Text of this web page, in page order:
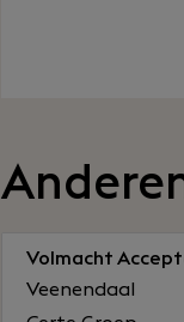
Volmacht
Veenendaal